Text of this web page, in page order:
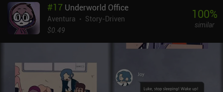
#17 Underworld Office
Aventura
Story-Driven
$0.49
100%
similar